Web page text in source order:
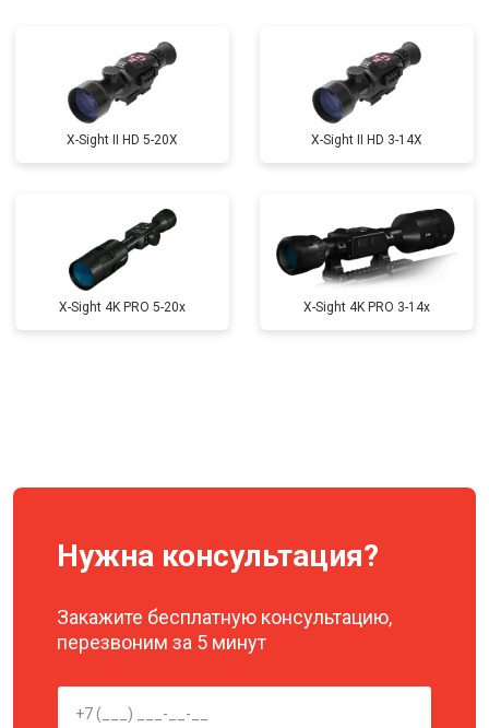
X-Sight II HD 5-20X X-Sight II HD 3-14X
X-Sight 4K PRO 5-20x X-Sight 4K PRO 3-14x
Нужна консультация?
Закажите бесплатную консультацию,
перезвоним за 5 минут